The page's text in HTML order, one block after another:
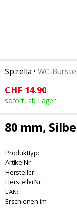
Spirella • WC-Bürste
CHF 14.90
sofort, ab Lager
80 mm,
Produkttyp:
ArtikelNr:
Hersteller:
HerstellerNr:
EAN:
Erschienen im: